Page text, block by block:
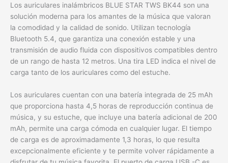
Los auriculares inalámbricos BLUE STAR TWS BK44 son una
solución moderna para los amantes de la música que valoran
la comodidad y la calidad de sonido. Utilizan tecnología
Bluetooth 5.4, que garantiza una conexión estable y una
transmisión de audio fluida con dispositivos compatibles dentro
de un rango de hasta 12 metros. Una tira LED indica el nivel de
carga tanto de los auriculares como del estuche.
Los auriculares cuentan con una batería integrada de 25 mAh
que proporciona hasta 4,5 horas de reproducción continua de
música, y su estuche, que incluye una batería adicional de 200
mAh, permite una carga cómoda en cualquier lugar. El tiempo
de carga es de aproximadamente 1,3 horas, lo que resulta
excepcionalmente eficiente y te permite volver rápidamente a